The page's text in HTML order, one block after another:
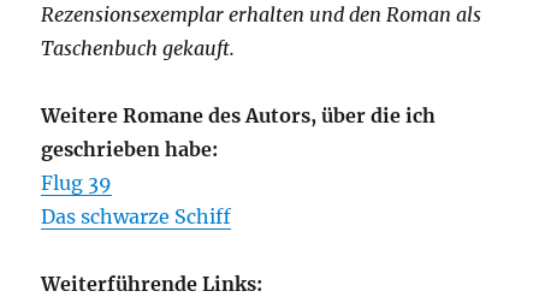
Rezensionsexemplar erhalten und den Roman als
Taschenbuch gekauft.
Weitere Romane des Autors, über die ich
geschrieben habe:
Flug 39
Das schwarze Schiff
Weiterführende Links: